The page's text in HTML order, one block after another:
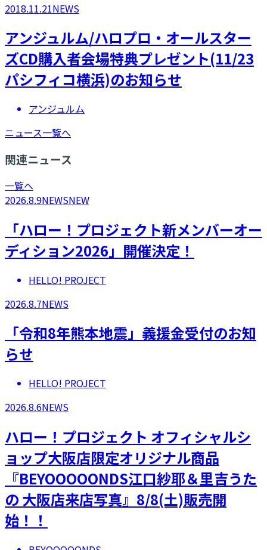
2018.11.21NEWS
アンジュルム/ハロプロ・オールスター
ズCD購入者会場特典プレゼント(11/23
パシフィコ横浜)のお知らせ
アンジュルム
ニュース一覧へ
関連ニュース
一覧へ
2026.8.9NEWSNEW
「ハロー！プロジェクト新メンバーオー
ディション2026」開催決定！
HELLO! PROJECT
2026.8.7NEWS
「令和8年熊本地震」義援金受付のお知
らせ
HELLO! PROJECT
2026.8.6NEWS
ハロー！プロジェクト オフィシャルシ
ョップ大阪店限定オリジナル商品
『BEYOOOOONDS江口紗耶＆里吉うた
の 大阪店来店写真』8/8(土)販売開
始！！